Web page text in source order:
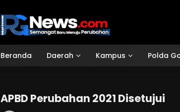
Beranda Daerah Kampus Polda
APBD Perubahan 2021 Disetujui